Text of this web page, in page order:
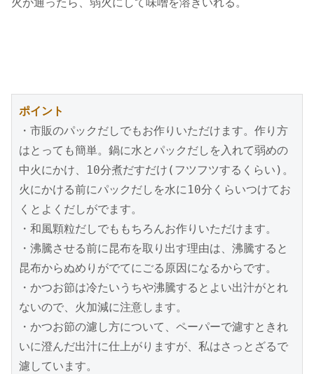
火が通ったら、弱火にして味噌を溶きいれる。
ポイント
・市販のパックだしでもお作りいただけます。作り方
はとっても簡単。鍋に水とパックだしを入れて弱めの
中火にかけ、10分煮だすだけ(フツフツするくらい)。
火にかける前にパックだしを水に10分くらいつけてお
くとよくだしがでます。
・和風顆粒だしでももちろんお作りいただけます。
・沸騰させる前に昆布を取り出す理由は、沸騰すると
昆布からぬめりがでてにごる原因になるからです。
・かつお節は冷たいうちや沸騰するとよい出汁がとれ
ないので、火加減に注意します。
・かつお節の濾し方について、ペーパーで濾すときれ
いに澄んだ出汁に仕上がりますが、私はさっとざるで
濾しています。